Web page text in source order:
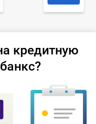
кредитную